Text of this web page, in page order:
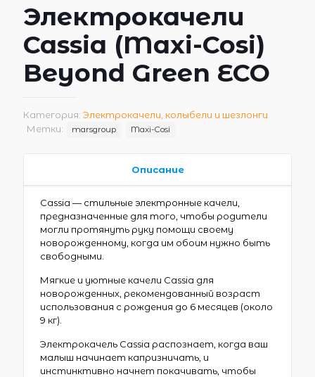
Электрокачели
Cassia (Maxi-Cosi)
Beyond Green ECO
Категория: Электрокачели, колыбели и шезлонги
Метки:
marsgroup Maxi-Cosi
Описание
Cassia — стильные электронные качели,
предназначенные для того, чтобы родители
могли протянуть руку помощи своему
новорожденному, когда им обоим нужно быть
свободными.
Мягкие и уютные качели Cassia для
новорожденных, рекомендованный возраст
использования с рождения до 6 месяцев (около
9 кг).
Электрокачель Cassia распознает, когда ваш
малыш начинает капризничать, и
инстинктивно начнет покачивать, чтобы